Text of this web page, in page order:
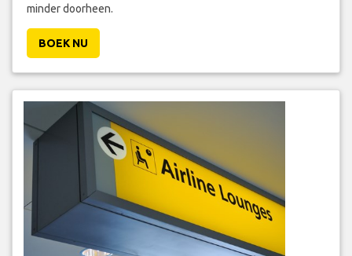
minder doorheen.
BOEK NU